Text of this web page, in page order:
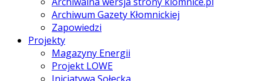
Archiwum Gazety Kłomnickiej
Zapowiedzi
Projekty
Magazyny Energii
Projekt LOWE